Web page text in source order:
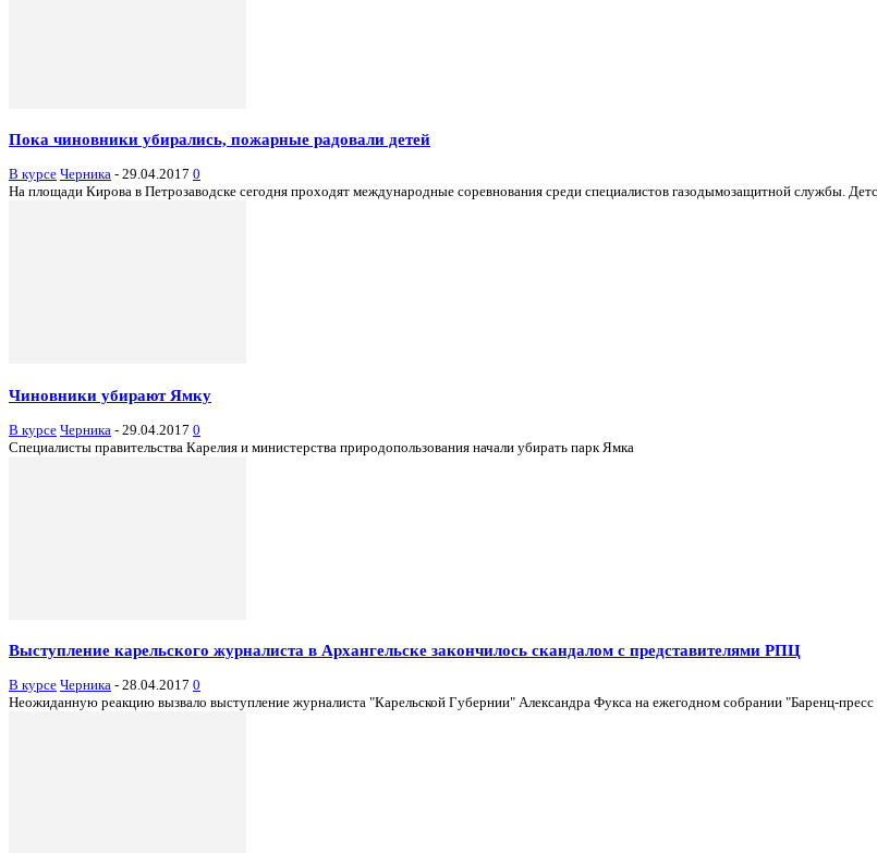
Пока чиновники убирались, пожарные радовали детей
В курсе Черника - 29.04.2017 0
На площади Кирова в Петрозаводске сегодня проходят международные соревнования среди специалистов газодымозащитной службы.
Чиновники убирают Ямку
В курсе Черника - 29.04.2017 0
Специалисты правительства Карелия и министерства природопользования начали убирать парк Ямка
Выступление карельского журналиста в Архангельске закончилось скандалом с представителями РПЦ
В курсе Черника - 28.04.2017 0
Неожиданную реакцию вызвало выступление журналиста "Карельской Губернии" Александра Фукса на ежегодном собрании "Баренц-